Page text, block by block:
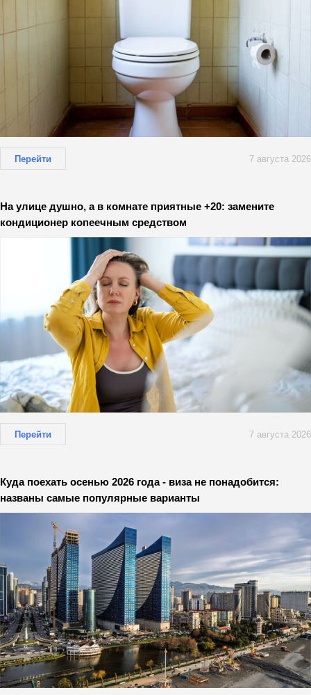
Перейти 7 августа 2026
На улице душно, а в комнате приятные +20: замените
кондиционер копеечным средством
Перейти 7 августа 2026
Куда поехать осенью 2026 года - виза не понадобится:
названы самые популярные варианты